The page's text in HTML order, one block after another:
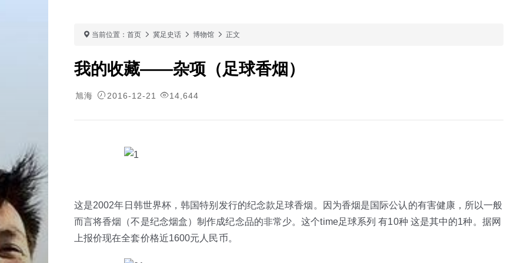
当前位置： 首页 冀足史话 博物馆 正文
我的收藏——杂项（足球香烟）
旭海 2016-12-21 14,644
这是2002年日韩世界杯，韩国特别发行的纪念款足球香烟。因为香烟是国际公认的有害健康，所以一般
而言将香烟（不是纪念烟盒）制作成纪念品的非常少。这个time足球系列 有10种 这是其中的1种。据网
上报价现在全套价格近1600元人民币。